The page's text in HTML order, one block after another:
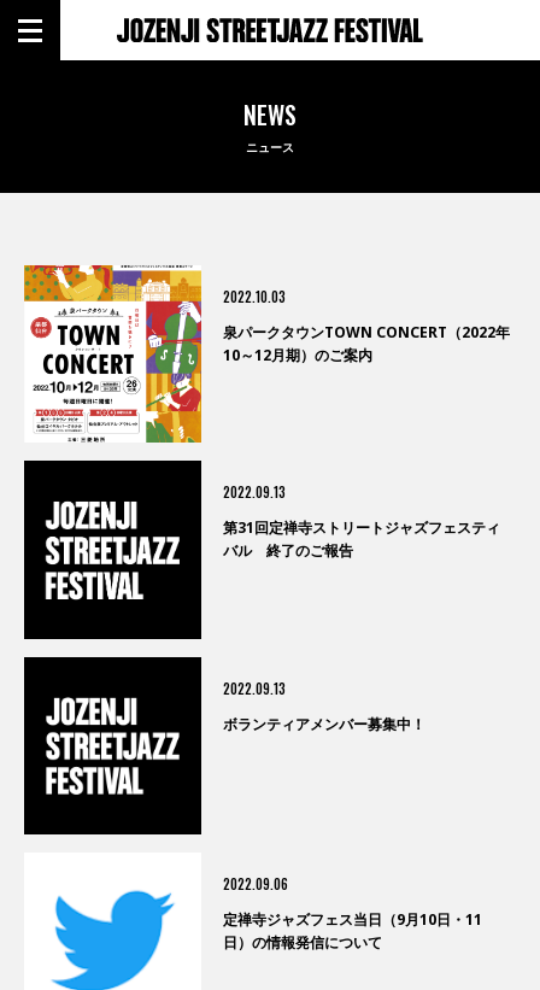
NEWS
ニュース
2022.10.03
泉パークタウンTOWN CONCERT（2022年
10～12月期）のご案内
2022.09.13
第31回定禅寺ストリートジャズフェスティ
バル 終了のご報告
2022.09.13
ボランティアメンバー募集中！
2022.09.06
定禅寺ジャズフェス当日（9月10日・11
日）の情報発信について